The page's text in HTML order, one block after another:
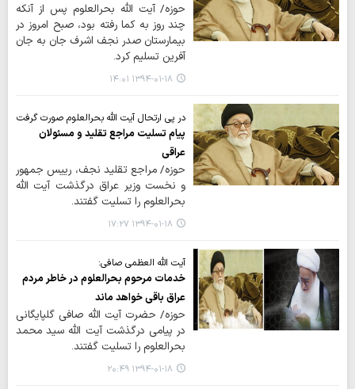
حوزه/ آیت الله بحرالعلوم پس از آنکه
چند روز به کما رفته بود، صبح امروز در
بیمارستان صدر نجف اشرف جان به جان
آفرین تسلیم کرد.
۱۳۹۴-۰۱-۱۸ ۱۴:۰۱
در پی ارتحال آیت الله بحرالعلوم صورت گرفت
پیام تسلیت مراجع تقلید و مسئولان
عراقی
حوزه/ مراجع تقلید نجف، رییس جمهور
و نخست وزیر عراق درگذشت آیت الله
بحرالعلوم را تسلیت گفتند.
۱۳۹۴-۰۱-۱۸ ۱۷:۲۷
آیت الله العظمی صافی:
خدمات مرحوم بحرالعلوم در خاطر مردم
عراق باقی خواهد ماند
حوزه/ حضرت آیت الله صافی گلپایگانی
در پیامی درگذشت آیت الله سید محمد
بحرالعلوم را تسلیت گفتند.
۱۳۹۴-۰۱-۱۸ ۲۰:۴۹